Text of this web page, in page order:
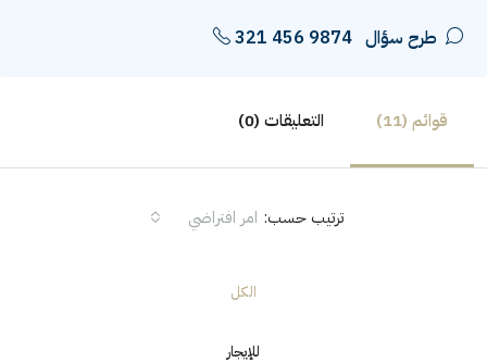
طرح سؤال 321 456 9874
قوائم (11) التعليقات (0)
الكل
للإيجار
ترتيب حسب: امر افتراضي